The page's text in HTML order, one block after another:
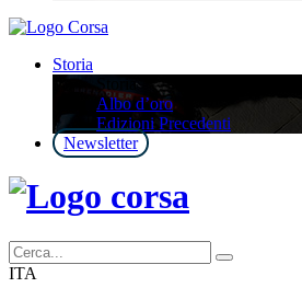
Storia
Storia
Albo d’oro
Edizioni Precedenti
Newsletter
ITA